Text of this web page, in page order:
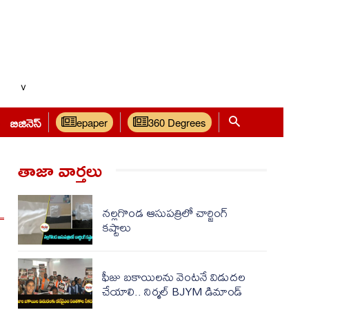
v
బిజినెస్ epaper 360 Degrees
తాజా వార్త‌లు
నల్లగొండ ఆసుపత్రిలో చార్జింగ్
కష్టాలు
ఫీజు బకాయిలను వెంటనే విడుదల
చేయాలి.. నిర్మల్ BJYM డిమాండ్